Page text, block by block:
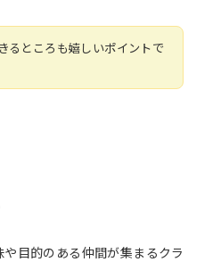
るところも嬉しいポイントで
目的のある仲間が集まるクラ